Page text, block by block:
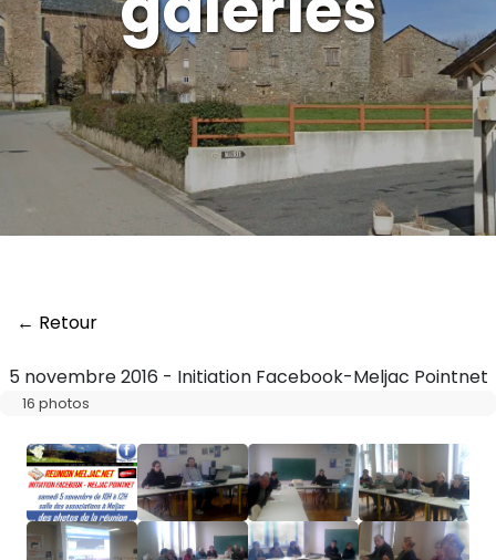
← Retour
5 novembre 2016 - Initiation Facebook-Meljac Pointnet
16 photos